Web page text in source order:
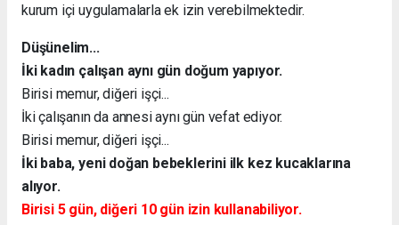
kurum içi uygulamalarla ek izin verebilmektedir.
Düşünelim...
İki kadın çalışan aynı gün doğum yapıyor.
Birisi memur, diğeri işçi...
İki çalışanın da annesi aynı gün vefat ediyor.
Birisi memur, diğeri işçi...
İki baba, yeni doğan bebeklerini ilk kez kucaklarına
alıyor.
Birisi 5 gün, diğeri 10 gün izin kullanabiliyor.